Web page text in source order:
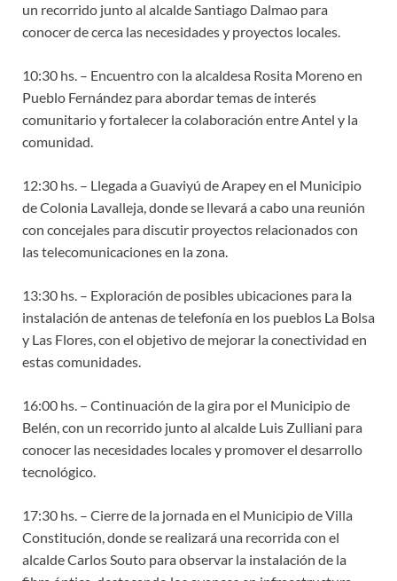
un recorrido junto al alcalde Santiago Dalmao para
conocer de cerca las necesidades y proyectos locales.
10:30 hs. – Encuentro con la alcaldesa Rosita Moreno en
Pueblo Fernández para abordar temas de interés
comunitario y fortalecer la colaboración entre Antel y la
comunidad.
12:30 hs. – Llegada a Guaviyú de Arapey en el Municipio
de Colonia Lavalleja, donde se llevará a cabo una reunión
con concejales para discutir proyectos relacionados con
las telecomunicaciones en la zona.
13:30 hs. – Exploración de posibles ubicaciones para la
instalación de antenas de telefonía en los pueblos La Bolsa
y Las Flores, con el objetivo de mejorar la conectividad en
estas comunidades.
16:00 hs. – Continuación de la gira por el Municipio de
Belén, con un recorrido junto al alcalde Luis Zulliani para
conocer las necesidades locales y promover el desarrollo
tecnológico.
17:30 hs. – Cierre de la jornada en el Municipio de Villa
Constitución, donde se realizará una recorrida con el
alcalde Carlos Souto para observar la instalación de la